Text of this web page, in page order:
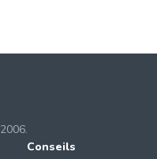
Conseils